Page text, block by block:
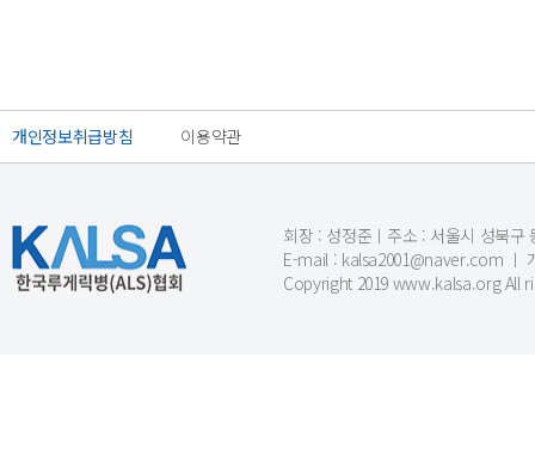
개인정보취급방침 이용약관
회장 : 성정준ㅣ주소 : 서울시 성북구
E-mail : kalsa2001@naver.com ㅣ
Copyright 2019 www.kalsa.org All